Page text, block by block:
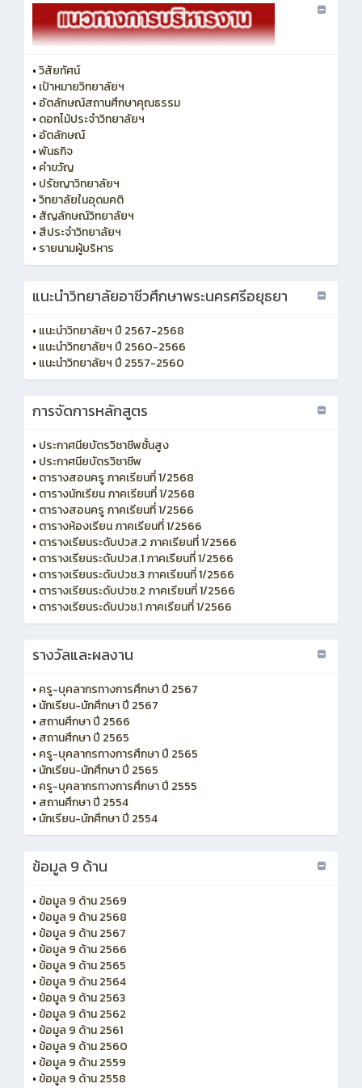
•วิสัยทัศน์
• เป้าหมายวิทยาลัยฯ
• อัตลักษณ์สถานศึกษาคุณธรรม
• ดอกไม้ประจำวิทยาลัยฯ
• อัตลักษณ์
•พันธกิจ
• คำขวัญ
• ปรัชญาวิทยาลัยฯ
•วิทยาลัยในอุดมคติ
• สัญลักษณ์วิทยาลัยฯ
• สีประจำวิทยาลัยฯ
• รายนามผู้บริหาร
แนะนำวิทยาลัยอาชีวศึกษาพระนครศรีอยุธยา
• แนะนำวิทยาลัยฯ ปี 2567-2568
• แนะนำวิทยาลัยฯ ปี 2560-2566
• แนะนำวิทยาลัยฯ ปี 2557-2560
การจัดการหลักสูตร
• ประกาศนียบัตรวิชาชีพชั้นสูง
• ประกาศนียบัตรวิชาชีพ
• ตารางสอนครู ภาคเรียนที่ 1/2568
• ตารางนักเรียน ภาคเรียนที่ 1/2568
• ตารางสอนครู ภาคเรียนที่ 1/2566
• ตารางห้องเรียน ภาคเรียนที่ 1/2566
• ตารางเรียนระดับปวส.2 ภาคเรียนที่ 1/2566
• ตารางเรียนระดับปวส.1 ภาคเรียนที่ 1/2566
• ตารางเรียนระดับปวช.3 ภาคเรียนที่ 1/2566
• ตารางเรียนระดับปวช.2 ภาคเรียนที่ 1/2566
• ตารางเรียนระดับปวช.1 ภาคเรียนที่ 1/2566
รางวัลและผลงาน
• ครู-บุคลากรทางการศึกษา ปี 2567
• นักเรียน-นักศึกษา ปี 2567
• สถานศึกษา ปี 2566
• สถานศึกษา ปี 2565
• ครู-บุคลากรทางการศึกษา ปี 2565
• นักเรียน-นักศึกษา ปี 2565
• ครู-บุคลากรทางการศึกษา ปี 2555
• สถานศึกษา ปี 2554
• นักเรียน-นักศึกษา ปี 2554
ข้อมูล 9 ด้าน
• ข้อมูล 9 ด้าน 2569
• ข้อมูล 9 ด้าน 2568
• ข้อมูล 9 ด้าน 2567
• ข้อมูล 9 ด้าน 2566
• ข้อมูล 9 ด้าน 2565
• ข้อมูล 9 ด้าน 2564
• ข้อมูล 9 ด้าน 2563
• ข้อมูล 9 ด้าน 2562
• ข้อมูล 9 ด้าน 2561
• ข้อมูล 9 ด้าน 2560
• ข้อมูล 9 ด้าน 2559
• ข้อมูล 9 ด้าน 2558